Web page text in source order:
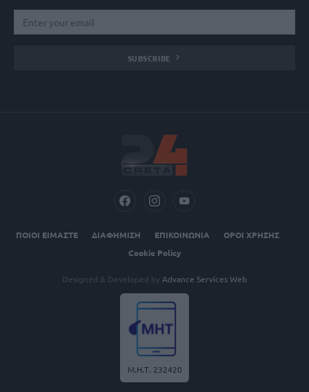
SUBSCRIBE
ΠΟΙΟΙ ΕΙΜΑΣΤΕ ΔΙΑΦΗΜΙΣΗ ΕΠΙΚΟΙΝΩΝΙΑ
ΟΡΟΙ ΧΡΗΣΗΣ
Cookie Policy
Designed & Developed by Advance Services Web
Μ.Η.Τ. 232420